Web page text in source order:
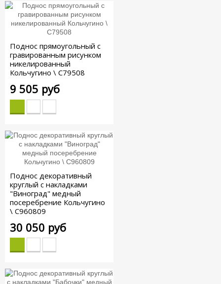
Поднос прямоугольный с
гравированным рисунком
никелированный
Кольчугино \ С79508
9 505 руб
Поднос декоративный
круглый с накладками
"Виноград" медный
посеребрение Кольчугино
\ С960809
30 050 руб